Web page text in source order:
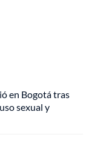
en Bogotá tras
sexual y